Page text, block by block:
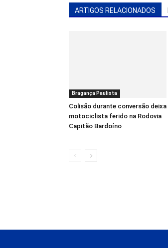
ARTIGOS RELACIONADOS
Bragança Paulista
Colisão durante conversão deixa
motociclista ferido na Rodovia
Capitão Bardoíno